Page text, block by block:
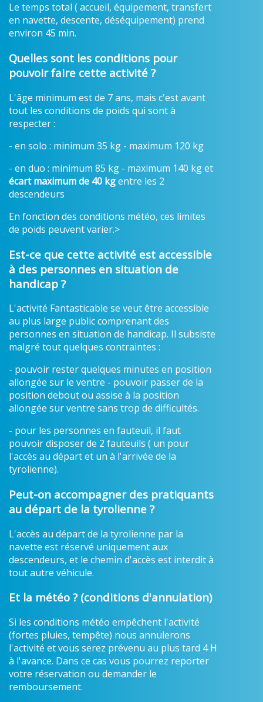
Le temps total ( accueil, équipement, transfert
en navette, descente, déséquipement) prend
environ 45 min.
Quelles sont les conditions pour
pouvoir faire cette activité ?
L'âge minimum est de 7 ans, mais c'est avant
tout les conditions de poids qui sont à
respecter :
- en solo : minimum 35 kg - maximum 120 kg
- en duo : minimum 85 kg - maximum 140 kg et
écart maximum de 40 kgentre les 2
descendeurs
En fonction des conditions météo, ces limites
de poids peuvent varier.>
Est-ce que cette activité est accessible
à des personnes en situation de
handicap ?
L'activité Fantasticable se veut être accessible
au plus large public comprenant des
personnes en situation de handicap. Il subsiste
malgré tout quelques contraintes :
- pouvoir rester quelques minutes en position
allongée sur le ventre - pouvoir passer de la
position debout ou assise à la position
allongée sur ventre sans trop de difficultés.
- pour les personnes en fauteuil, il faut
pouvoir disposer de 2 fauteuils ( un pour
l'accès au départ et un à l'arrivée de la
tyrolienne).
Peut-on accompagner des pratiquants
au départ de la tyrolienne ?
L'accès au départ de la tyrolienne par la
navette est réservé uniquement aux
descendeurs, et le chemin d'accès est interdit à
tout autre véhicule.
Et la météo ? (conditions d'annulation)
Si les conditions météo empêchent l'activité
(fortes pluies, tempête) nous annulerons
l'activité et vous serez prévenu au plus tard 4 H
à l'avance. Dans ce cas vous pourrez reporter
votre réservation ou demander le
remboursement.